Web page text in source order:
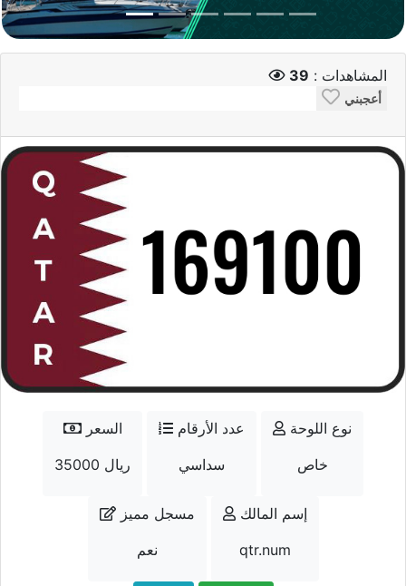
المشاهدات : 39
أعجبني
السعر
35000 ريال
عدد الأرقام
سداسي
نوع اللوحة
خاص
مسجل مميز
نعم
إسم المالك
qtr.num